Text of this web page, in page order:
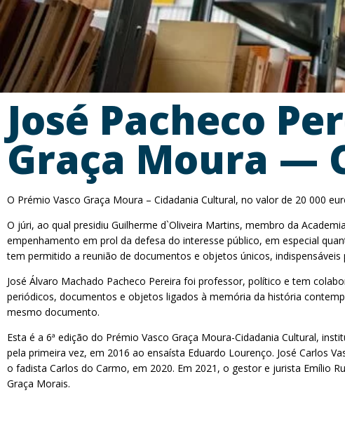
José Pacheco
Graça Moura —
O Prémio Vasco Graça Moura – Cidadania Cultural, no valor de 20 000
O júri, ao qual presidiu Guilherme d`Oliveira Martins, membro da
empenhamento em prol da defesa do interesse público, em especial
tem permitido a reunião de documentos e objetos únicos,
José Álvaro Machado Pacheco Pereira foi professor, político e tem
periódicos, documentos e objetos ligados à memória da história
mesmo documento.
Esta é a 6ª edição do Prémio Vasco Graça Moura-Cidadania Cultural,
pela primeira vez, em 2016 ao ensaísta Eduardo Lourenço. José Carlos
o fadista Carlos do Carmo, em 2020. Em 2021, o gestor e jurista Emílio
Graça Morais.